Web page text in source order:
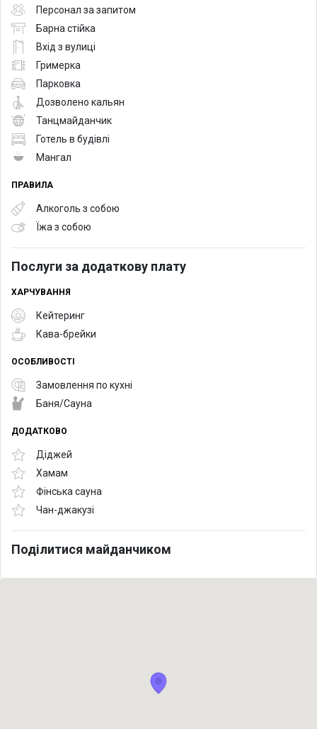
Персонал за запитом
Барна стійка
Вхід з вулиці
Гримерка
Парковка
Дозволено кальян
Танцмайданчик
Готель в будівлі
Мангал
ПРАВИЛА
Алкоголь з собою
Їжа з собою
Послуги за додаткову плату
ХАРЧУВАННЯ
Кейтеринг
Кава-брейки
ОСОБЛИВОСТІ
Замовлення по кухні
Баня/Сауна
ДОДАТКОВО
Діджей
Хамам
Фінська сауна
Чан-джакузі
Поділитися майданчиком